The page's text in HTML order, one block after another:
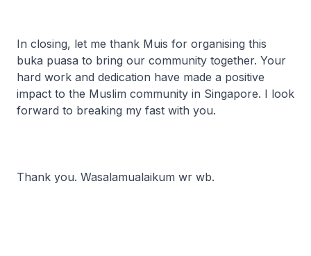
In closing, let me thank Muis for organising this
buka puasa to bring our community together. Your
hard work and dedication have made a positive
impact to the Muslim community in Singapore. I look
forward to breaking my fast with you.
Thank you. Wasalamualaikum wr wb.